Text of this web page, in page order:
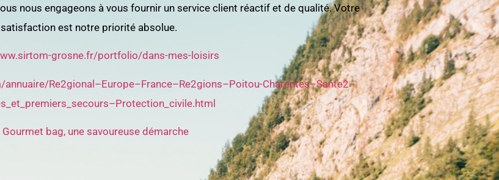
nous engageons à vous fournir un service client réactif et de qualité. Votre
satisfaction est notre priorité absolue.
grosne.fr/portfolio/dans-mes-loisirs
Re2gional–Europe–France–Re2gions–Poitou-Charentes–Sante2–
Gourmet bag, une savoureuse démarche